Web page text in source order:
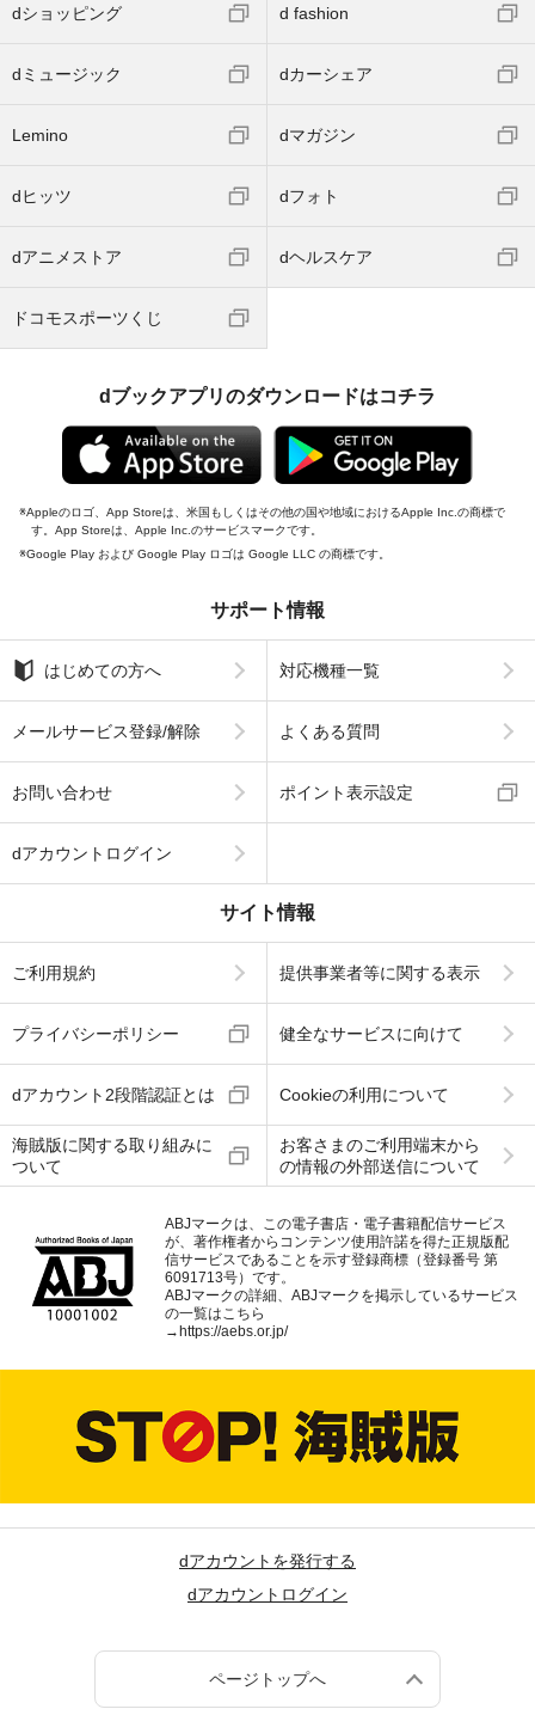
dショッピング d fashion
dミュージック dカーシェア
Lemino dマガジン
dヒッツ dフォト
dアニメストア dヘルスケア
ドコモスポーツくじ
dブックアプリのダウンロードはコチラ
Appleのロゴ、App Storeは、米国もしくはその他の国や地域におけるApple Inc.の商標で
す。App Storeは、Apple Inc.のサービスマークです。
Google Play および Google Play ロゴは Google LLC の商標です。
サポート情報
はじめての方へ 対応機種一覧
メールサービス登録/解除 よくある質問
お問い合わせ ポイント表示設定
dアカウントログイン
サイト情報
ご利用規約 提供事業者等に関する表示
プライバシーポリシー 健全なサービスに向けて
dアカウント2段階認証とは Cookieの利用について
海賊版に関する取り組みに
ついて
お客さまのご利用端末から
の情報の外部送信について
ABJマークは、この電子書店・電子書籍配信サービス
が、著作権者からコンテンツ使用許諾を得た正規版配
信サービスであることを示す登録商標（登録番号 第
6091713号）です。
ABJマークの詳細、ABJマークを掲示しているサービス
の一覧はこちら
→ https://aebs.or.jp/
dアカウントを発行する
dアカウントログイン
ページトップへ